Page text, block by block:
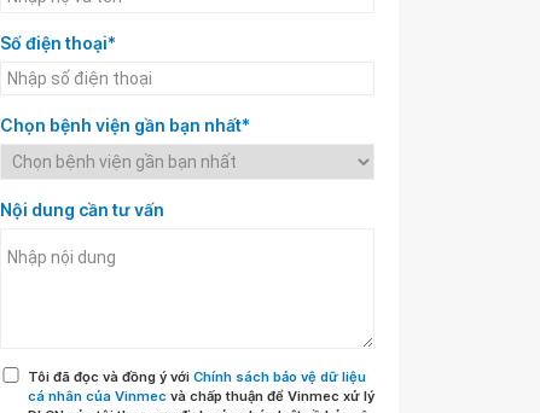
Số điện thoại*
Chọn bệnh viện gần bạn nhất*
Nội dung cần tư vấn
Tôi đã đọc và đồng ý với Chính sách bảo vệ dữ liệu
cá nhân của Vinmec và chấp thuận để Vinmec xử lý